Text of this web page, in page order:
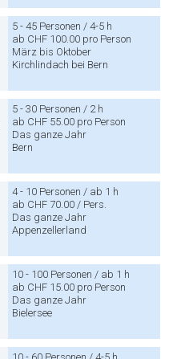
5 - 45 Personen / 4-5 h
ab CHF 100.00 pro Person
März bis Oktober
Kirchlindach bei Bern
5 - 30 Personen / 2 h
ab CHF 55.00 pro Person
Das ganze Jahr
Bern
4 - 10 Personen / ab 1 h
ab CHF 70.00 / Pers.
Das ganze Jahr
Appenzellerland
10 - 100 Personen / ab 1 h
ab CHF 15.00 pro Person
Das ganze Jahr
Bielersee